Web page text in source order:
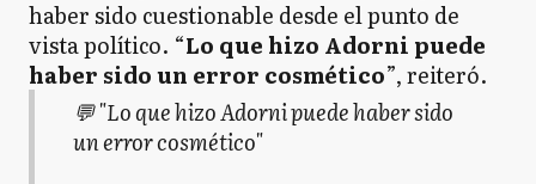
haber sido cuestionable desde el punto de
vista político. “Lo que hizo Adorni puede
haber sido un error cosmético”, reiteró.
💬 "Lo que hizo Adorni puede haber sido
un error cosmético"